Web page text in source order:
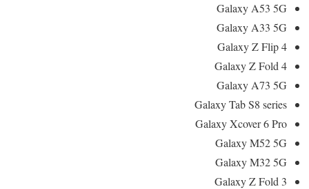
Galaxy A53 5G
Galaxy A33 5G
Galaxy Z Flip 4
Galaxy Z Fold 4
Galaxy A73 5G
Galaxy Tab S8 series
Galaxy Xcover 6 Pro
Galaxy M52 5G
Galaxy M32 5G
Galaxy Z Fold 3